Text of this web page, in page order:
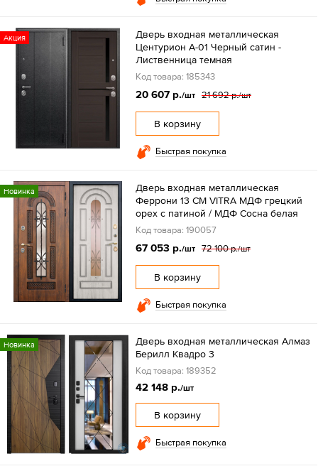
Акция
Дверь входная металлическая
Центурион А-01 Черный сатин -
Лиственница темная
Код товара: 185343
20 607 р./шт 21 692 р./шт
В корзину
Быстрая покупка
Новинка
Дверь входная металлическая
Феррони 13 СМ VITRA МДФ грецкий
орех с патиной / МДФ Сосна белая
Код товара: 190057
67 053 р./шт 72 100 р./шт
В корзину
Быстрая покупка
Новинка
Дверь входная металлическая Алмаз
Берилл Квадро 3
Код товара: 189352
42 148 р./шт
В корзину
Быстрая покупка